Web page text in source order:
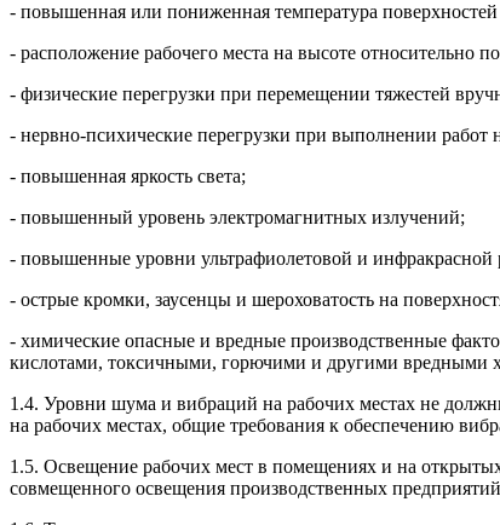
- повышенная или пониженная температура
- расположение рабочего места на высоте относительно
- физические перегрузки при перемещении тяжестей
- нервно-психические перегрузки при выполнении
- повышенная яркость света;
- повышенный уровень электромагнитных излучений;
- повышенные уровни ультрафиолетовой и инфракрасной
- острые кромки, заусенцы и шероховатость на
- химические опасные и вредные производственные
кислотами, токсичными, горючими и другими вредными
1.4. Уровни шума и вибраций на рабочих местах не
на рабочих местах, общие требования к обеспечению
1.5. Освещение рабочих мест в помещениях и на
совмещенного освещения производственных